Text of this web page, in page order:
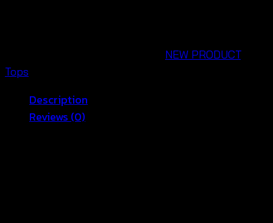
NEW PRODUCT,
Tops
Description
Reviews (0)